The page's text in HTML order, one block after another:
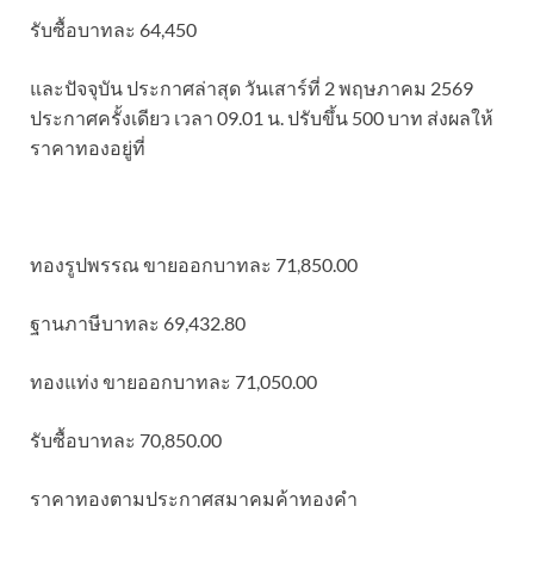
รับซื้อบาทละ 64,450
และปัจจุบัน ประกาศล่าสุด วันเสาร์ที่ 2 พฤษภาคม 2569
ประกาศครั้งเดียว เวลา 09.01 น. ปรับขึ้น 500 บาท ส่งผลให้
ราคาทองอยู่ที่
ทองรูปพรรณ ขายออกบาทละ 71,850.00
ฐานภาษีบาทละ 69,432.80
ทองแท่ง ขายออกบาทละ 71,050.00
รับซื้อบาทละ 70,850.00
ราคาทองตามประกาศสมาคมค้าทองคำ